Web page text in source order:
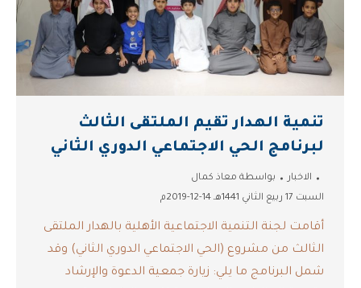
تنمية الهدار تقيم الملتقى الثالث
لبرنامج الحي الاجتماعي الدوري الثاني
الاخبار بواسطة معاذ كمال
السبت 17 ربيع الثاني 1441هـ 14-12-2019م
أقامت لجنة التنمية الاجتماعية الأهلية بالهدار الملتقى
الثالث من مشروع (الحي الاجتماعي الدوري الثاني) وقد
شمل البرنامج ما يلي: زيارة جمعية الدعوة والإرشاد